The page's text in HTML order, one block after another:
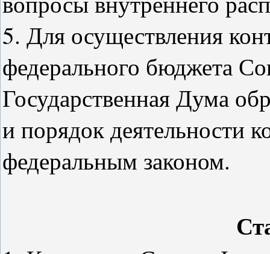
5. Для осуществления
федерального бюджета
Государственная Дума
и порядок деятельности
федеральным законом.